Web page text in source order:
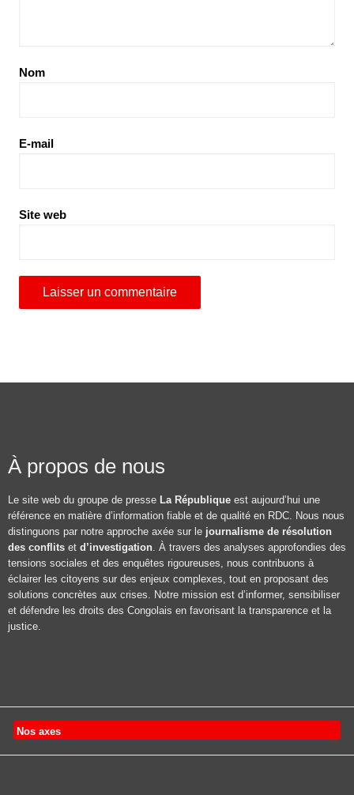
Nom
E-mail
Site web
À propos de nous
Le site web du groupe de presse La République est aujourd’hui une
référence en matière d’information fiable et de qualité en RDC. Nous nous
distinguons par notre approche axée sur le journalisme de résolution
des conflits et d’investigation. À travers des analyses approfondies des
tensions sociales et des enquêtes rigoureuses, nous contribuons à
éclairer les citoyens sur des enjeux complexes, tout en proposant des
solutions concrètes aux crises. Notre mission est d’informer, sensibiliser
et défendre les droits des Congolais en favorisant la transparence et la
justice.
Nos axes